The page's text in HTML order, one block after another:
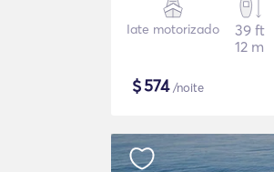
Iate motorizado
39 ft
12 m
$574/noite